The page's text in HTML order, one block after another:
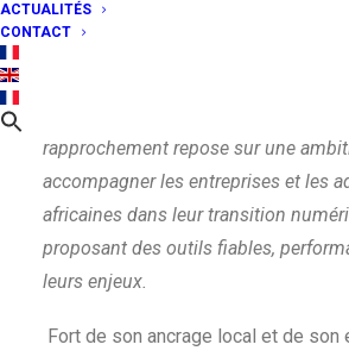
ACTUALITÉS
CONTACT
GDExpert, acteur majeur de la
rapprochement repose sur une
accompagner les entreprises et les
africaines dans leur transition
proposant des outils fiables,
leurs enjeux.
Fort de son ancrage local et de son